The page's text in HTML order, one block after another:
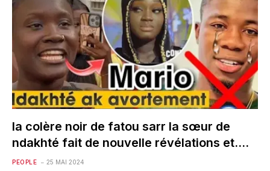
la colère noir de fatou sarr la sœur de
ndakhté fait de nouvelle révélations et….
PEOPLE 25 MAI 2024